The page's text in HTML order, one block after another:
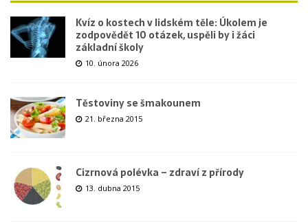
Kvíz o kostech v lidském těle: Úkolem je
zodpovědět 10 otázek, uspěli by i žáci
základní školy
10. února 2026
Těstoviny se šmakounem
21. března 2015
Cizrnová polévka – zdraví z přírody
13. dubna 2015